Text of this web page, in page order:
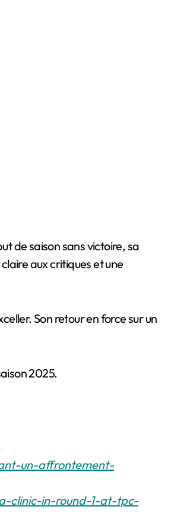
de saison sans victoire, sa
aux critiques et une
Son retour en force sur un
2025.
un-affrontement-
clinic-in-round-1-at-tpc-